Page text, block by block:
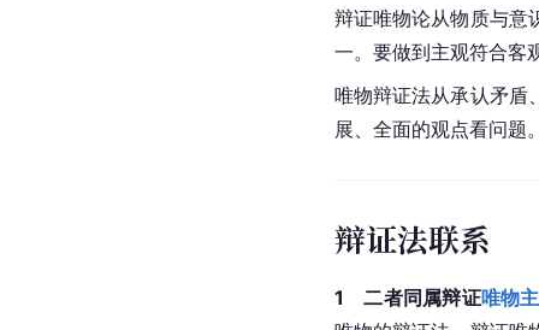
辩证唯物论从物质与意
一。要做到主观符合客
唯物辩证法从承认矛盾
展、全面的观点看问题
辩证法联系
1　二者同属辩证唯物